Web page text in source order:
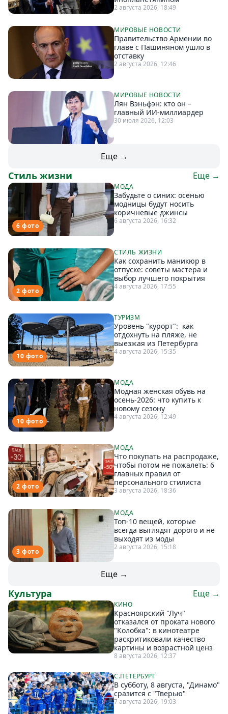
2 августа 2026, 18:49
МИРОВЫЕ НОВОСТИ
Правительство Армении во
главе с Пашиняном ушло в
отставку
2 августа 2026, 12:46
МИРОВЫЕ НОВОСТИ
Лян Вэньфэн: кто он –
главный ИИ-миллиардер
30 июля 2026, 12:03
Еще →
Стиль жизни Еще →
6 фото
МОДА
Забудьте о синих: осенью
модницы будут носить
коричневые джинсы
6 августа 2026, 16:32
2 фото
СТИЛЬ ЖИЗНИ
Как сохранить маникюр в
отпуске: советы мастера и
выбор лучшего покрытия
4 августа 2026, 17:55
10 фото
ТУРИЗМ
Уровень "курорт": как
отдохнуть на пляже, не
выезжая из Петербурга
4 августа 2026, 15:35
10 фото
МОДА
Модная женская обувь на
осень-2026: что купить к
новому сезону
4 августа 2026, 12:49
2 фото
МОДА
Что покупать на распродаже,
чтобы потом не пожалеть: 6
главных правил от
персонального стилиста
3 августа 2026, 18:36
3 фото
МОДА
Топ-10 вещей, которые
всегда выглядят дорого и не
выходят из моды
2 августа 2026, 15:18
Еще →
Культура Еще →
КИНО
Красноярский "Луч"
отказался от проката нового
"Колобка": в кинотеатре
раскритиковали качество
картины и возрастной ценз
8 августа 2026, 12:37
С.ПЕТЕРБУРГ
В субботу, 8 августа, "Динамо"
сразится с "Тверью"
7 августа 2026, 19:03